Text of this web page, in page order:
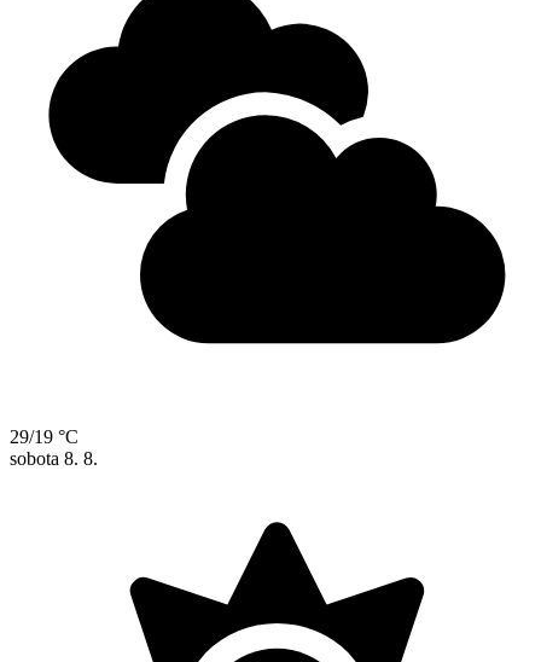
29/19 °C
sobota 8. 8.